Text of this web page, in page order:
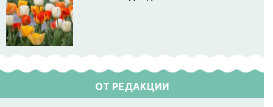
ОТ РЕДАКЦИИ